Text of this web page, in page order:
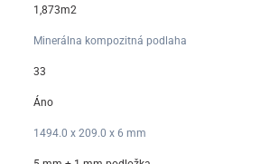
1,873m2
Minerálna kompozitná podlaha
33
Áno
1494.0 x 209.0 x 6 mm